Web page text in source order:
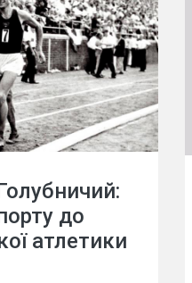
до
атлетики